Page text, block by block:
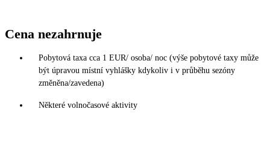
Cena nezahrnuje
Pobytová taxa cca 1 EUR/ osoba/ noc (výše pobytové taxy může
být úpravou místní vyhlášky kdykoliv i v průběhu sezóny
změněna/zavedena)
Některé volnočasové aktivity